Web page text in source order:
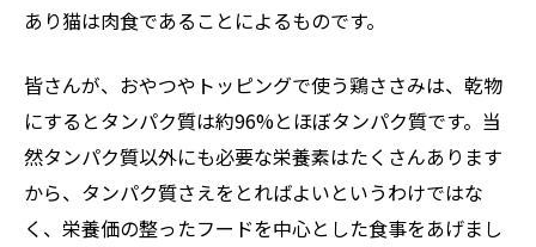
あり猫は肉食であることによるものです。
皆さんが、おやつやトッピングで使う鶏ささみは、乾物
にするとタンパク質は約96%とほぼタンパク質です。当
然タンパク質以外にも必要な栄養素はたくさんあります
から、タンパク質さえをとればよいというわけではな
く、栄養価の整ったフードを中心とした食事をあげまし